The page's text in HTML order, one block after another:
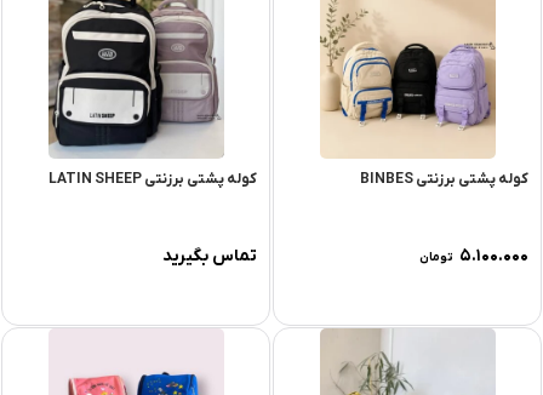
کوله پشتی برزنتی BINBES
۵.۱۰۰.۰۰۰ تومان
کوله پشتی برزنتی LATIN SHEEP
تماس بگیرید